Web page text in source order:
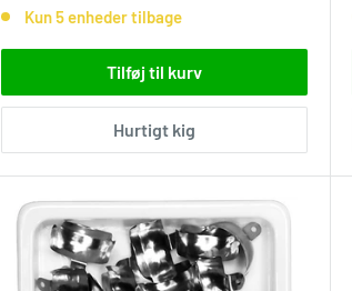
Kun 5 enheder tilbage
Tilføj til kurv
Hurtigt kig